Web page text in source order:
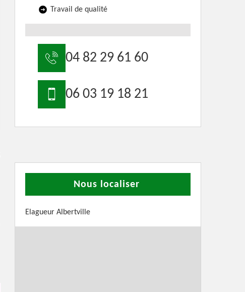
Travail de qualité
04 82 29 61 60
06 03 19 18 21
Nous localiser
Elagueur Albertville